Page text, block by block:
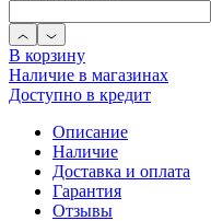
В корзину
Наличие в магазинах
Доступно в кредит
Описание
Наличие
Доставка и оплата
Гарантия
Отзывы